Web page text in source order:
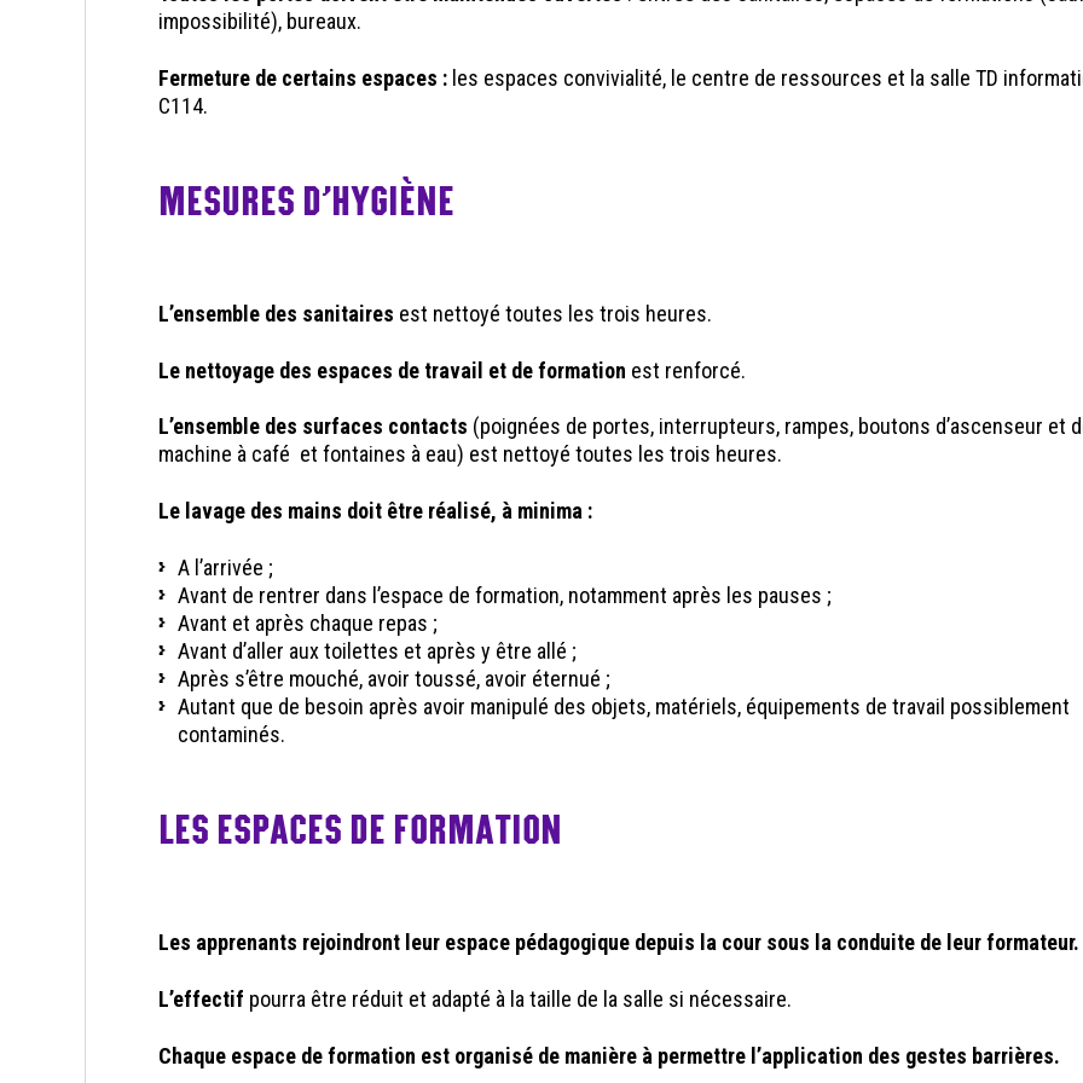
impossibilité), bureaux.
Fermeture de certains espaces : les espaces convivialité, le centre de ressources et la salle TD
C114.
MESURES D’HYGIÈNE
L’ensemble des sanitaires est nettoyé toutes les trois heures.
Le nettoyage des espaces de travail et de formation est renforcé.
L’ensemble des surfaces contacts (poignées de portes, interrupteurs, rampes, boutons d’ascenseur et
machine à café et fontaines à eau) est nettoyé toutes les trois heures.
Le lavage des mains doit être réalisé, à minima :
A l’arrivée ;
Avant de rentrer dans l’espace de formation, notamment après les pauses ;
Avant et après chaque repas ;
Avant d’aller aux toilettes et après y être allé ;
Après s’être mouché, avoir toussé, avoir éternué ;
Autant que de besoin après avoir manipulé des objets, matériels, équipements de travail possiblement
contaminés.
LES ESPACES DE FORMATION
Les apprenants rejoindront leur espace pédagogique depuis la cour sous la conduite de leur formateur.
L’effectif pourra être réduit et adapté à la taille de la salle si nécessaire.
Chaque espace de formation est organisé de manière à permettre l’application des gestes barrières.